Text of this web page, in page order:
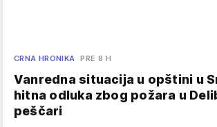
CRNA HRONIKA PRE 8 H
Vanredna situacija u opštini u
hitna odluka zbog požara u
peščari